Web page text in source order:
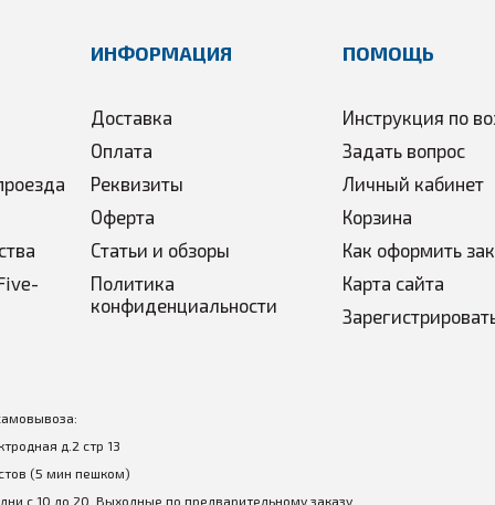
ИНФОРМАЦИЯ
Доставка
Оплата
Реквизиты
Оферта
Статьи и обзоры
Политика
конфиденциальности
ПОМОЩЬ
Инструкция по
Задать вопрос
Личный кабинет
Корзина
Как оформить
Карта сайта
д.2 стр 13
(5 мин пешком)
с 10 до 20, Выходные по предварительному заказу